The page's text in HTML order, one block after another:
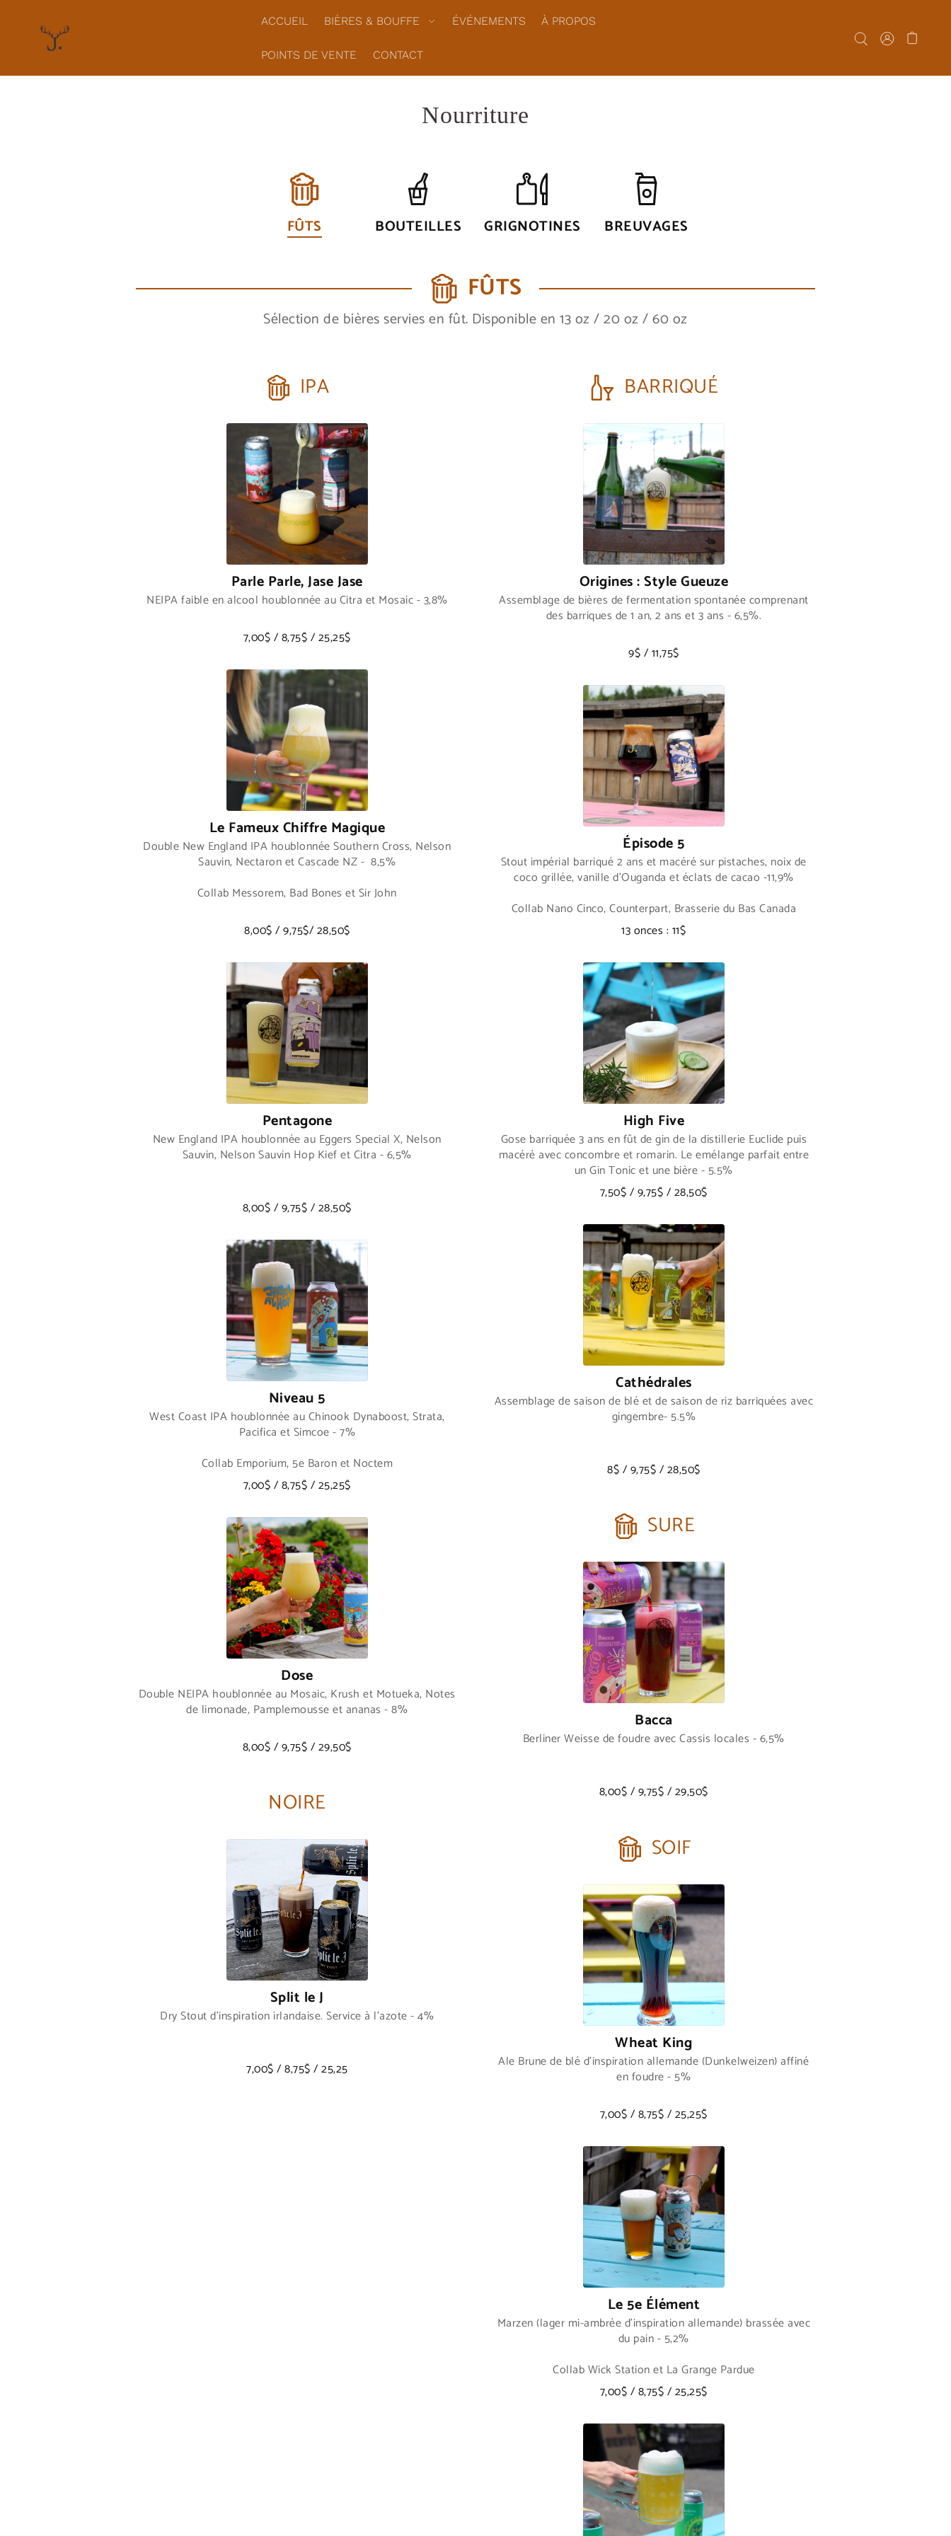
ACCUEIL BIÈRES & BOUFFE ÉVÉNEMENTS À PROPOS
POINTS DE VENTE CONTACT
Nourriture
FÛTS BOUTEILLES GRIGNOTINES BREUVAGES
FÛTS
Sélection de bières servies en fût. Disponible en 13 oz / 20 oz / 60 oz
IPA
Parle Parle, Jase Jase
NEIPA faible en alcool houblonnée au Citra et Mosaic - 3,8%
7,00$ / 8,75$ / 25,25$
Le Fameux Chiffre Magique
Double New England IPA houblonnée Southern Cross, Nelson
Sauvin, Nectaron et Cascade NZ - 8,5%
Collab Messorem, Bad Bones et Sir John
8,00$ / 9,75$/ 28,50$
Pentagone
New England IPA houblonnée au Eggers Special X, Nelson
Sauvin, Nelson Sauvin Hop Kief et Citra - 6,5%
8,00$ / 9,75$ / 28,50$
Niveau 5
West Coast IPA houblonnée au Chinook Dynaboost, Strata,
Pacifica et Simcoe - 7%
Collab Emporium, 5e Baron et Noctem
7,00$ / 8,75$ / 25,25$
Dose
Double NEIPA houblonnée au Mosaic, Krush et Motueka, Notes
de limonade, Pamplemousse et ananas - 8%
8,00$ / 9,75$ / 29,50$
BARRIQUÉ
Origines : Style Gueuze
Assemblage de bières de fermentation spontanée comprenant
des barriques de 1 an, 2 ans et 3 ans - 6,5%.
9$ / 11,75$
Épisode 5
Stout impérial barriqué 2 ans et macéré sur pistaches, noix de
coco grillée, vanille d'Ouganda et éclats de cacao -11,9%
Collab Nano Cinco, Counterpart, Brasserie du Bas Canada
13 onces : 11$
High Five
Gose barriquée 3 ans en fût de gin de la distillerie Euclide puis
macéré avec concombre et romarin. Le emélange parfait entre
un Gin Tonic et une bière - 5.5%
7,50$ / 9,75$ / 28,50$
Cathédrales
Assemblage de saison de blé et de saison de riz barriquées avec
gingembre- 5.5%
8$ / 9,75$ / 28,50$
SURE
Bacca
Berliner Weisse de foudre avec Cassis locales - 6,5%
8,00$ / 9,75$ / 29,50$
NOIRE
Split le J
Dry Stout d'inspiration irlandaise. Service à l'azote - 4%
7,00$ / 8,75$ / 25,25
SOIF
Wheat King
Ale Brune de blé d'inspiration allemande (Dunkelweizen) affiné
en foudre - 5%
7,00$ / 8,75$ / 25,25$
Le 5e Élément
Marzen (lager mi-ambrée d'inspiration allemande) brassée avec
du pain - 5,2%
Collab Wick Station et La Grange Pardue
7,00$ / 8,75$ / 25,25$